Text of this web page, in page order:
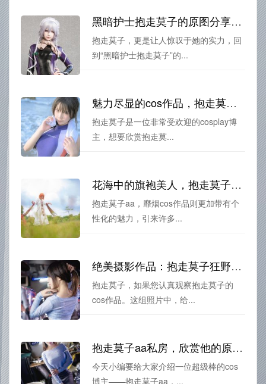
黑暗护士抱走莫子的原图分享，鬼才演绎魔幻世界
抱走莫子，更是让人惊叹于她的实力，回
到“黑暗护士抱走莫子”的...
魅力尽显的cos作品，抱走莫子免费下载，高清图片一键获取
抱走莫子是一位非常受欢迎的cosplay博
主，想要欣赏抱走莫...
花海中的旗袍美人，抱走莫子aa靡烟cos作品更新分享。
抱走莫子aa，靡烟cos作品则更加带有个
性化的魅力，引来许多...
绝美摄影作品：抱走莫子狂野逆兔的照片集锦
抱走莫子，如果您认真观察抱走莫子的
cos作品。这组照片中，给...
抱走莫子aa私房，欣赏他的原创摄影作品
今天小编要给大家介绍一位超级棒的cos
博主——抱走莫子aa，...